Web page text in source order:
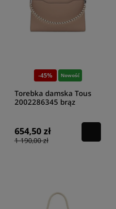
-45% Nowość
Torebka damska Tous
2002286345 brąz
654,50 zł
1 190,00 zł